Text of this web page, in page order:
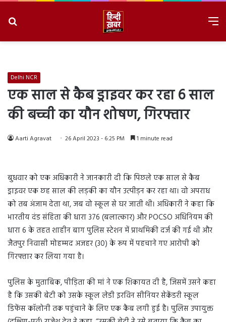
Delhi NCR
एक साल से कैब ड्राइवर कर रहा 6 साल
की बच्ची का यौन शोषण, गिरफ्तार
Aarti Agravat 26 April 2023 - 6:25 PM 1 minute read
बुधवार को एक अधिकारी ने जानकारी दी कि पिछले एक साल से कैब
ड्राइवर एक छह साल की लड़की का यौन उत्पीड़न कर रहा था। वो अपराध
को तब अंजाम देता था, जब वो स्कूल से घर जाती थी। अधिकारी ने कहा कि
भारतीय दंड संहिता की धारा 376 (बलात्कार) और POCSO अधिनियम की
धारा 6 के तहत शाहीन बाग पुलिस स्टेशन में प्राथमिकी दर्ज की गई थी और
जैतपुर निवासी मोहम्मद अजहर (30) के रूप में पहचाने गए आरोपी को
गिरफ्तार कर लिया गया है।
पुलिस के मुताबिक, पीड़िता की मां ने एक शिकायत दी है, जिसमें उसने कहा
है कि उसकी बेटी को उसके स्कूल लेडी इरविन सीनियर सेकेंडरी स्कूल
डिफेंस कॉलोनी तक पहुंचाने के लिए एक कैब लगी हुई है। पुलिस उपायुक्त